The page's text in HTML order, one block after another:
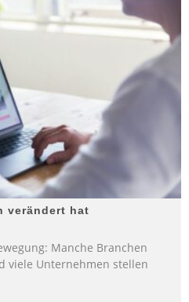
verändert hat
Manche Branchen
viele Unternehmen stellen